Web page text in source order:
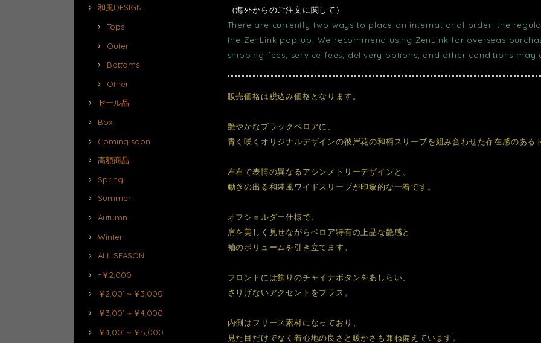
和風DESIGN
Tops
Outer
Bottoms
Other
セール品
Box
Coming soon
高額商品
Spring
Summer
Autumn
Winter
ALL SEASON
~￥2,000
￥2,001～￥3,000
￥3,001～￥4,000
￥4,001～￥5,000
（海外からのご注文に関して）
There are currently two ways to place an international order: the
the ZenLink pop-up. We recommend using ZenLink for overseas
shipping fees, service fees, delivery options, and other conditions may
販売価格は税込み価格となります。
艶やかなブラックベロアに、
青く咲くオリジナルデザインの彼岸花の和柄スリーブを組み合わせた存在感のある
左右で表情の異なるアシンメトリーデザインと、
動きの出る和装風ワイドスリーブが印象的な一着です。
オフショルダー仕様で、
肩を美しく見せながらベロア特有の上品な艶感と
袖のボリュームを引き立てます。
フロントには飾りのチャイナボタンをあしらい、
さりげないアクセントをプラス。
内側はフリース素材になっており、
見た目だけでなく着心地の良さと暖かさも兼ね備えています。